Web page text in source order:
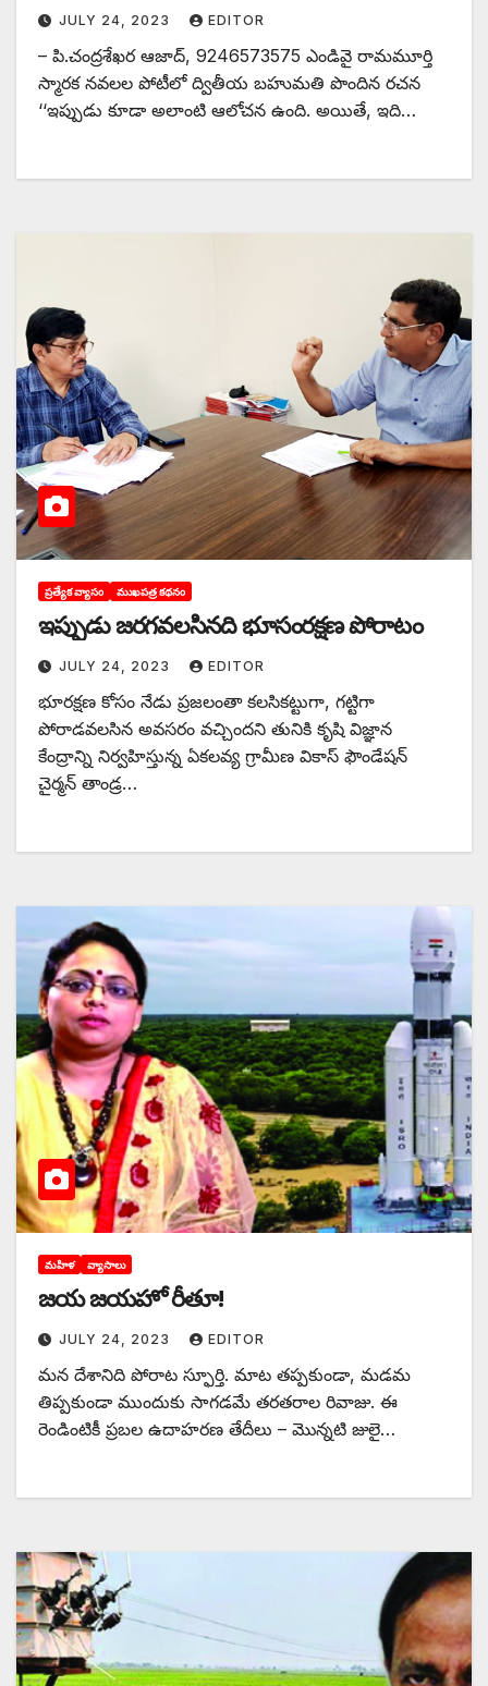
JULY 24, 2023 EDITOR
– పి.చంద్రశేఖర ఆజాద్‌, 9246573575 ఎం‌డివై రామమూర్తి
స్మారక నవలల పోటీలో ద్వితీయ బహుమతి పొందిన రచన
‘‘ఇప్పుడు కూడా అలాంటి ఆలోచన ఉంది. అయితే, ఇది…
ప్రత్యేక వ్యాసం ముఖపత్ర కథనం
ఇప్పు‌డు జరగవలసినది భూసంరక్షణ పోరాటం
JULY 24, 2023 EDITOR
భూరక్షణ కోసం నేడు ప్రజలంతా కలసికట్టుగా, గట్టిగా
పోరాడవలసిన అవసరం వచ్చిందని తునికి కృషి విజ్ఞాన
కేంద్రాన్ని నిర్వహిస్తున్న ఏకలవ్య గ్రామీణ వికాస్‌ ‌ఫౌండేషన్‌
‌చైర్మన్‌ ‌తాండ్ర…
మహిళ వ్యాసాలు
జయ జయహో రీతూ!
JULY 24, 2023 EDITOR
మన దేశానిది పోరాట స్ఫూర్తి. మాట తప్పకుండా, మడమ
తిప్పకుండా ముందుకు సాగడమే తరతరాల రివాజు. ఈ
రెండింటికీ ప్రబల ఉదాహరణ తేదీలు – మొన్నటి జులై…